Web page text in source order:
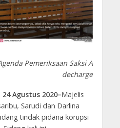
Pemeriksaan Saksi A
decharge
Agustus 2020–Majelis
Sarudi dan Darlina
tindak pidana korupsi